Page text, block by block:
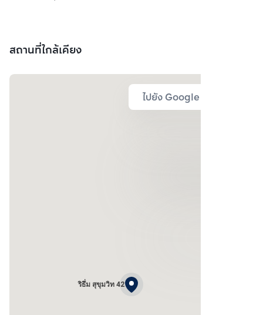
สถานที่ใกล้เคียง
ไปยัง Google Map
ริธึ่ม สุขุมวิท 42